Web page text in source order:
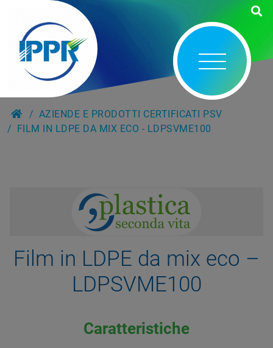
AZIENDE E PRODOTTI CERTIFICATI PSV
FILM IN LDPE DA MIX ECO - LDPSVME100
Film in LDPE da mix eco –
LDPSVME100
Caratteristiche